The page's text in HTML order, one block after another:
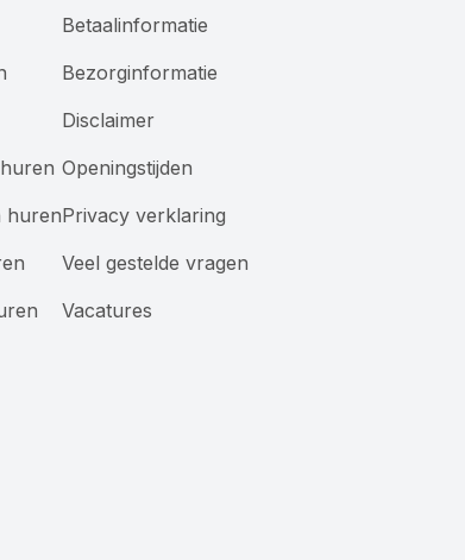
huren
Betaalinformatie
Bezorginformatie
Disclaimer
Openingstijden
Privacy verklaring
Veel gestelde vragen
Vacatures